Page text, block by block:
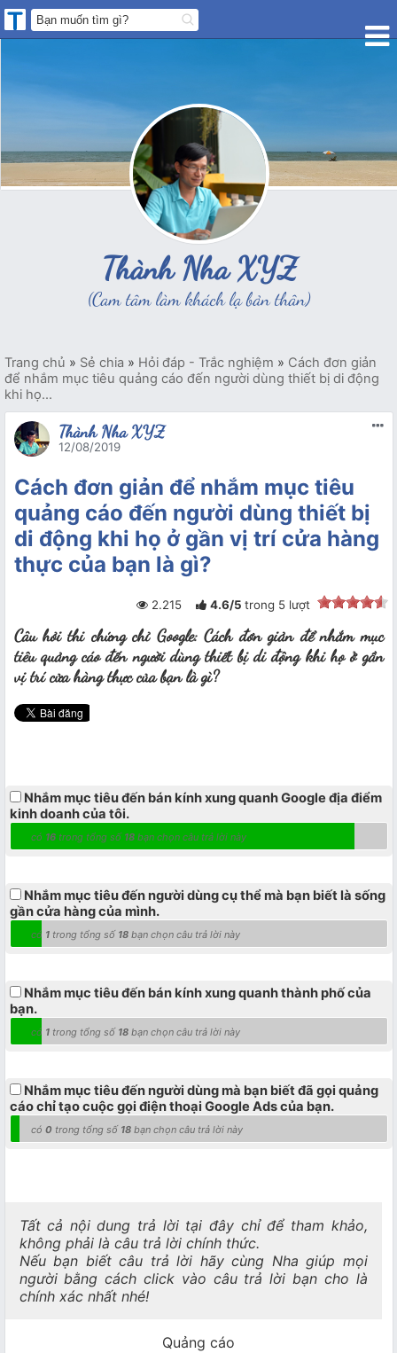
Thành Nha XYZ
(Cam tâm làm khách lạ bản thân)
Trang chủ » Sẻ chia » Hỏi đáp - Trắc nghiệm » Cách đơn giản
để nhắm mục tiêu quảng cáo đến người dùng thiết bị di động
khi họ...
Thành Nha XYZ
12/08/2019
Cách đơn giản để nhắm mục tiêu
quảng cáo đến người dùng thiết bị
di động khi họ ở gần vị trí cửa hàng
thực của bạn là gì?
2.215 4.6/5 trong 5lượt
Câu hỏi thi chứng chỉ Google: Cách đơn giản để nhắm mục
tiêu quảng cáo đến người dùng thiết bị di động khi họ ở gần
vị trí cửa hàng thực của bạn là gì?
Nhắm mục tiêu đến bán kính xung quanh Google địa điểm
kinh doanh của tôi.
có 16trong tổng số 18bạn chọn câu trả lời này
Nhắm mục tiêu đến người dùng cụ thể mà bạn biết là sống
gần cửa hàng của mình.
có 1trong tổng số 18bạn chọn câu trả lời này
Nhắm mục tiêu đến bán kính xung quanh thành phố của
bạn.
có 1trong tổng số 18bạn chọn câu trả lời này
Nhắm mục tiêu đến người dùng mà bạn biết đã gọi quảng
cáo chỉ tạo cuộc gọi điện thoại Google Ads của bạn.
có 0 trong tổng số 18bạn chọn câu trả lời này
Tất cả nội dung trả lời tại đây chỉ để tham khảo,
không phải là câu trả lời chính thức.
Nếu bạn biết câu trả lời hãy cùng Nha giúp mọi
người bằng cách click vào câu trả lời bạn cho là
chính xác nhất nhé!
Quảng cáo